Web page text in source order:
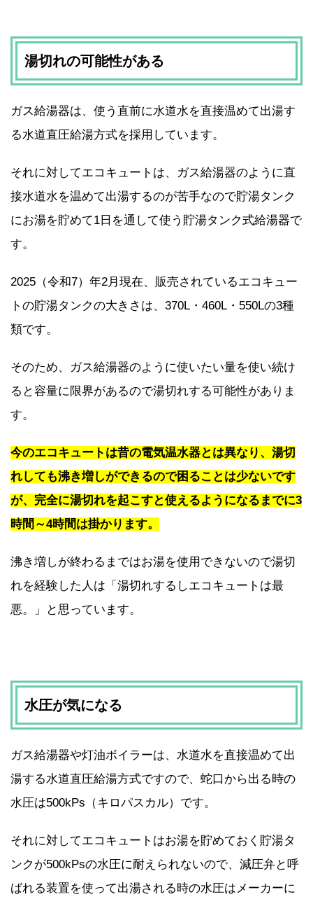
湯切れの可能性がある
ガス給湯器は、使う直前に水道水を直接温めて出湯す
る水道直圧給湯方式を採用しています。
それに対してエコキュートは、ガス給湯器のように直
接水道水を温めて出湯するのが苦手なので貯湯タンク
にお湯を貯めて1日を通して使う貯湯タンク式給湯器で
す。
2025（令和7）年2月現在、販売されているエコキュー
トの貯湯タンクの大きさは、370L・460L・550Lの3種
類です。
そのため、ガス給湯器のように使いたい量を使い続け
ると容量に限界があるので湯切れする可能性がありま
す。
今のエコキュートは昔の電気温水器とは異なり、湯切
れしても沸き増しができるので困ることは少ないです
が、完全に湯切れを起こすと使えるようになるまでに3
時間～4時間は掛かります。
沸き増しが終わるまではお湯を使用できないので湯切
れを経験した人は「湯切れするしエコキュートは最
悪。」と思っています。
水圧が気になる
ガス給湯器や灯油ボイラーは、水道水を直接温めて出
湯する水道直圧給湯方式ですので、蛇口から出る時の
水圧は500kPs（キロパスカル）です。
それに対してエコキュートはお湯を貯めておく貯湯タ
ンクが500kPsの水圧に耐えられないので、減圧弁と呼
ばれる装置を使って出湯される時の水圧はメーカーに